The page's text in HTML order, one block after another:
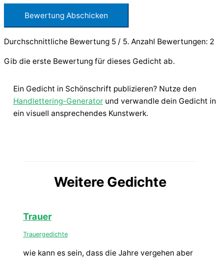
Bewertung Abschicken
Durchschnittliche Bewertung 5 / 5. Anzahl Bewertungen: 2
Gib die erste Bewertung für dieses Gedicht ab.
Ein Gedicht in Schönschrift publizieren? Nutze den
Handlettering-Generatorund verwandle dein Gedicht in
ein visuell ansprechendes Kunstwerk.
Weitere Gedichte
Trauer
Trauergedichte
wie kann es sein, dass die Jahre vergehen aber